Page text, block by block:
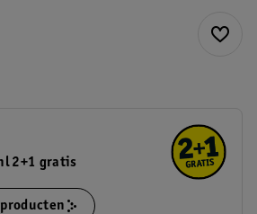
2+1 gratis